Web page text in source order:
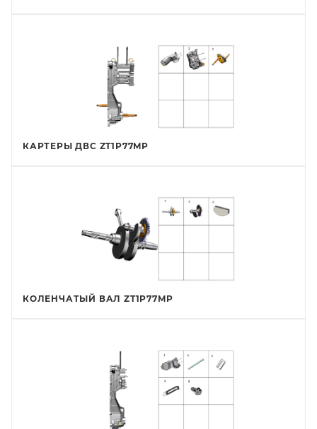
КАРТЕРЫ ДВС ZT1P77MP
КОЛЕНЧАТЫЙ ВАЛ ZT1P77MP